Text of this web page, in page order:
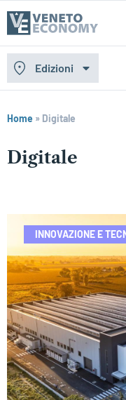
Edizioni
Home » Digitale
Digitale
INNOVAZIONE E